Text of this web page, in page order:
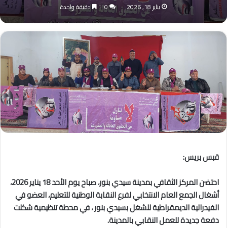
يناير 18, 2026 0 دقيقة واحدة
قبس بريس:
احتضن المركز الثقافي بمدينة سيدي بنور، صباح يوم الأحد 18 يناير 2026،
أشغال الجمع العام الانتخابي لفرع النقابة الوطنية للتعليم، العضو في
الفيدرالية الديمقراطية للشغل بسيدي بنور ، في محطة تنظيمية شكلت
دفعة جديدة للعمل النقابي بالمدينة.